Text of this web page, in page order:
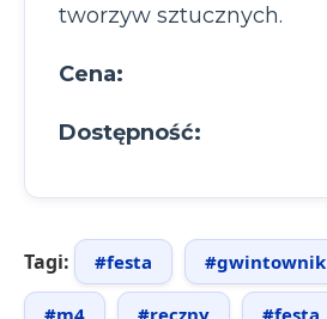
tworzyw sztucznych.
Cena:
Dostępność:
Tagi: #festa #gwintownik
#m4 #reczny #festa